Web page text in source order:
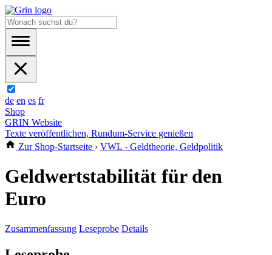
de en es fr
Shop
GRIN Website
Texte veröffentlichen, Rundum-Service genießen
Zur Shop-Startseite › VWL - Geldtheorie, Geldpolitik
Geldwertstabilität für den
Euro
Zusammenfassung Leseprobe Details